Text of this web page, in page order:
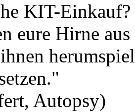
KIT-Einkauf?
eure Hirne aus
Autopsy)